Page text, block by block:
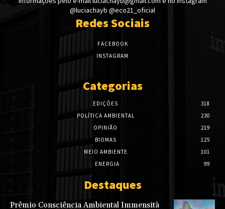
@luciachayb @eco21_oficial
Redes Sociais
FACEBOOK
INSTAGRAM
Categorias
EDIÇÕES
318
POLÍTICA AMBIENTAL
230
OPINIÃO
219
BIOMAS
125
MEIO AMBIENTE
101
ENERGIA
99
Destaques
Prêmio Consciência Ambiental Immensità